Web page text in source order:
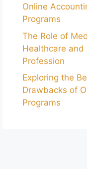
Online
Programs
The Role of
Healthcare
Profession
Exploring the
Drawbacks of
Programs